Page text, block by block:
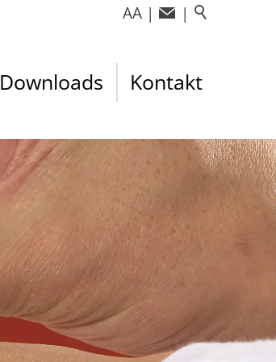
|
AA|
Downloads Kontakt